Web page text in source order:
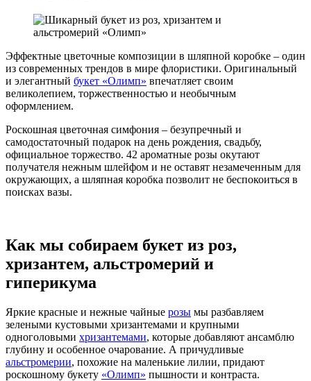
Эффектные цветочные композиции в шляпной коробке – один
из современных трендов в мире флористики. Оригинальный
и элегантный букет «Олимп» впечатляет своим
великолепием, торжественностью и необычным
оформлением.
Роскошная цветочная симфония – безупречный и
самодостаточный подарок на день рождения, свадьбу,
официальное торжество. 42 ароматные розы окутают
получателя нежным шлейфом и не оставят незамеченным для
окружающих, а шляпная коробка позволит не беспокоиться в
поисках вазы.
Как мы собираем букет из роз,
хризантем, альстромерий и
гиперикума
Яркие красные и нежные чайные розы мы разбавляем
зелеными кустовыми хризантемами и крупными
одноголовыми хризантемами, которые добавляют ансамблю
глубину и особенное очарование. А причудливые
альстромерии, похожие на маленькие лилии, придают
роскошному букету «Олимп» пышности и контраста.